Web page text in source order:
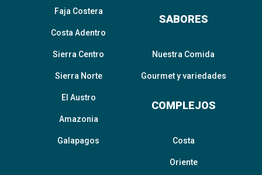
Faja Costera
Costa Adentro
Sierra Centro
Sierra Norte
El Austro
Amazonia
Galapagos
SABORES
Nuestra Comida
Gourmet y variedades
COMPLEJOS
Costa
Oriente